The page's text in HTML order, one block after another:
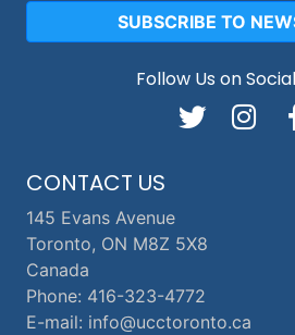
CONTACT US
145 Evans Avenue
Toronto, ON M8Z 5X8
Canada
Phone: 416-323-4772
E-mail: info@ucctoronto.ca
SUBSCRIBE TO
Follow Us on